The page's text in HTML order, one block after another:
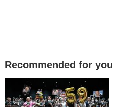
Recommended for you